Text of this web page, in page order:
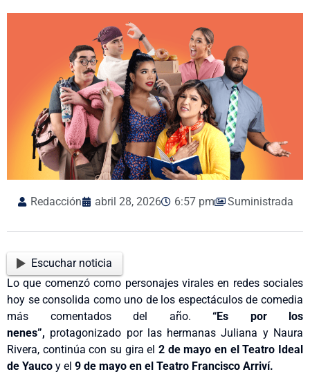
Redacción abril 28, 2026 6:57 pm Suministrada
Escuchar noticia
Lo que comenzó como personajes virales en redes sociales
hoy se consolida como uno de los espectáculos de comedia
más comentados del año. “Es por los
nenes”, protagonizado por las hermanas Juliana y Naura
Rivera, continúa con su gira el 2 de mayo en el Teatro Ideal
de Yauco y el 9 de mayo en el Teatro Francisco Arriví.